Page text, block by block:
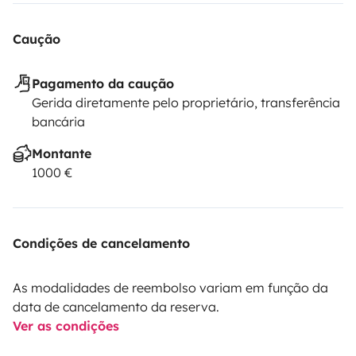
Reiz. Unser Lebensmotto lautet „Entschleunigung“,
„Pecora Bianca“ mieten solltet haben wir übrigens auch
noch viele tolle Tipps für Euch, so dass einem
traumhaften Sardinienurlaub nichts mehr im Wege
steht. Wir freuen uns auf Euch.
Caução
Pagamento da caução
Gerida diretamente pelo proprietário, transferência
bancária
Montante
1000 €
Condições de cancelamento
As modalidades de reembolso variam em função da
data de cancelamento da reserva.
Ver as condições